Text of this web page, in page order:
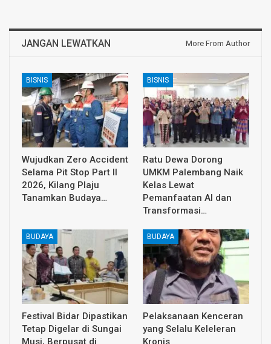
JANGAN LEWATKAN More From Author
BISNIS
Wujudkan Zero Accident
Selama Pit Stop Part II
2026, Kilang Plaju
Tanamkan Budaya…
BISNIS
Ratu Dewa Dorong
UMKM Palembang Naik
Kelas Lewat
Pemanfaatan AI dan
Transformasi…
BUDAYA
Festival Bidar Dipastikan
Tetap Digelar di Sungai
Musi, Berpusat di
BUDAYA
Pelaksanaan Kenceran
yang Selalu Keleleran
Kronis